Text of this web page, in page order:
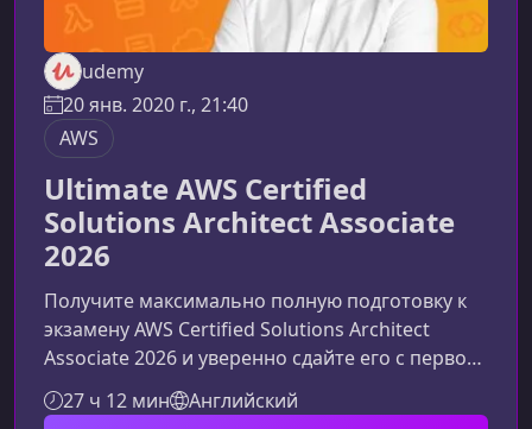
udemy
20 янв. 2020 г., 21:40
AWS
Ultimate AWS Certified
Solutions Architect Associate
2026
Получите максимально полную подготовку к
экзамену AWS Certified Solutions Architect
Associate 2026 и уверенно сдайте его с первого
раза. Этот курс создан для новичков и
специалистов, которые хотят глубоко понять
27 ч 12 мин Английский